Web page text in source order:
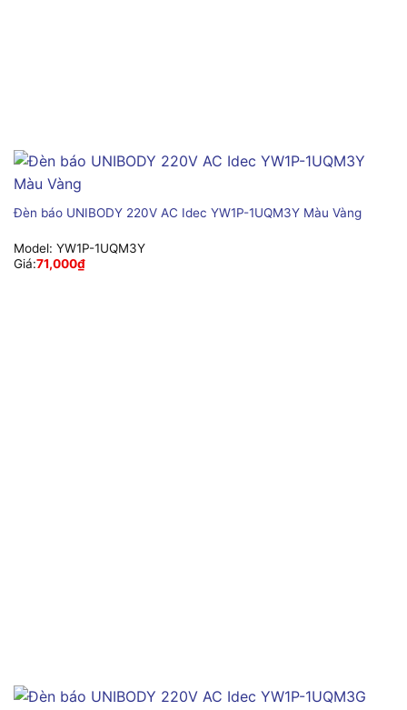
Đèn báo UNIBODY 220V AC Idec YW1P-1UQM3Y Màu Vàng
Model: YW1P-1UQM3Y
Giá:71,000₫